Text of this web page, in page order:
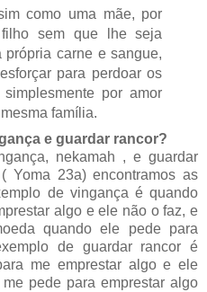
como uma mãe, por
sem que lhe seja
carne e sangue,
para perdoar os
por amor
família.
e guardar rancor?
nekamah , e guardar
Yoma 23a) encontramos as
de vingança é quando
algo e ele não o faz, e
quando ele pede para
de guardar rancor é
me emprestar algo e ele
pede para emprestar algo